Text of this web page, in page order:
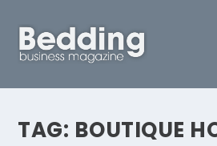
TAG: BOUTIQUE